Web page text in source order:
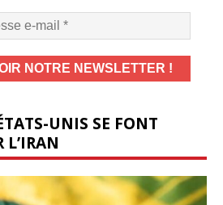
UNIS SE FONT